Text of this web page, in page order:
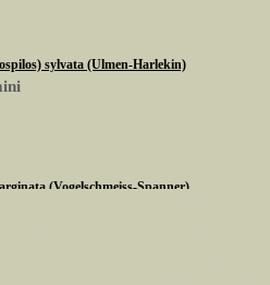
sylvata (Ulmen-Harlekin)
(Vogelschmeiss-Spanner)